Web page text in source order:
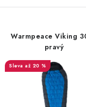
Warmpeace Viking
pravý
až 20 %